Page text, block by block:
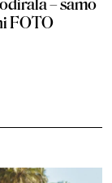
– samo
FOTO